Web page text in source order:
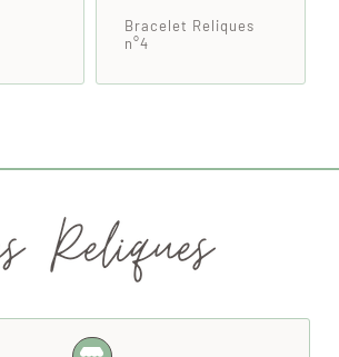
Bracelet Reliques
n°4